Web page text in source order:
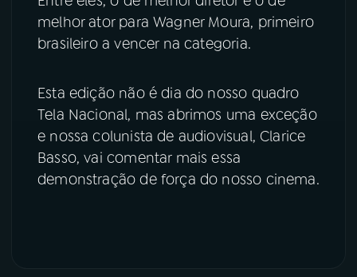
ACOMPANHE A RÁDIO NACIONAL
Instagram X
TikTok
melhor ator para Wagner Moura, primeiro
brasileiro a vencer na categoria.
Esta edição não é dia do nosso quadro
Tela Nacional, mas abrimos uma exceção
e nossa colunista de audiovisual, Clarice
Basso, vai comentar mais essa
demonstração de força do nosso cinema.